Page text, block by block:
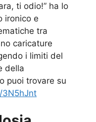
ti odio!” ha lo
ironico e
tra
caricature
i limiti del
della
puoi trovare su